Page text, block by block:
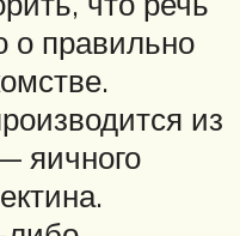
о правильно
из
яичного